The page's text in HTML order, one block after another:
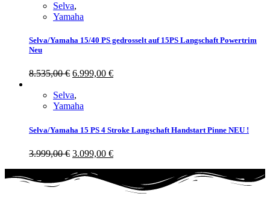
Selva,
Yamaha
Selva/Yamaha 15/40 PS gedrosselt auf 15PS Langschaft Powertrim
Neu
8.535,00€ 6.999,00 €
Selva,
Yamaha
Selva/Yamaha 15 PS 4 Stroke Langschaft Handstart Pinne NEU !
3.999,00€ 3.099,00 €